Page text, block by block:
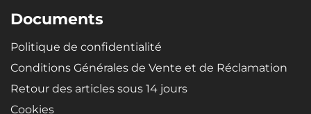
Documents
Politique de confidentialité
Conditions Générales de Vente et de Réclamation
Retour des articles sous 14 jours
Cookies